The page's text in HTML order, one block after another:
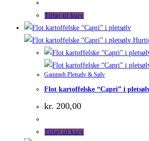
Tilføj til kurv
Gammelt Pletsølv & Sølv
Flot kartoffelske “Capri” i
kr. 200,00
Tilføj til kurv